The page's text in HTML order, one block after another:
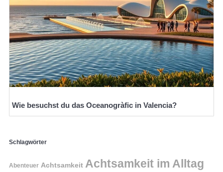
Wie besuchst du das Oceanogràfic in Valencia?
Schlagwörter
Abenteuer Achtsamkeit Achtsamkeit im Alltag